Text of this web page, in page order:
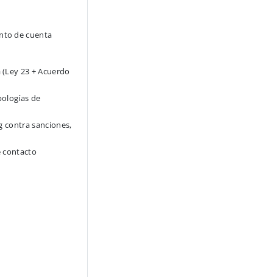
de cuenta
23 + Acuerdo
de
contra sanciones,
contacto